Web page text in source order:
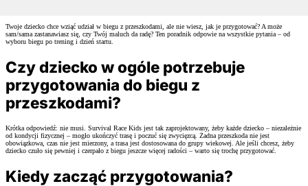
Twoje dziecko chce wziąć udział w biegu z przeszkodami, ale nie wiesz, jak je przygotować? A może
sam/sama zastanawiasz się, czy Twój maluch da radę? Ten poradnik odpowie na wszystkie pytania – od
wyboru biegu po trening i dzień startu.
Czy dziecko w ogóle potrzebuje
przygotowania do biegu z
przeszkodami?
Krótka odpowiedź: nie musi. Survival Race Kids jest tak zaprojektowany, żeby każde dziecko – niezależnie
od kondycji fizycznej – mogło ukończyć trasę i poczuć się zwycięzcą. Żadna przeszkoda nie jest
obowiązkowa, czas nie jest mierzony, a trasa jest dostosowana do grupy wiekowej. Ale jeśli chcesz, żeby
dziecko czuło się pewniej i czerpało z biegu jeszcze więcej radości – warto się trochę przygotować.
Kiedy zacząć przygotowania?